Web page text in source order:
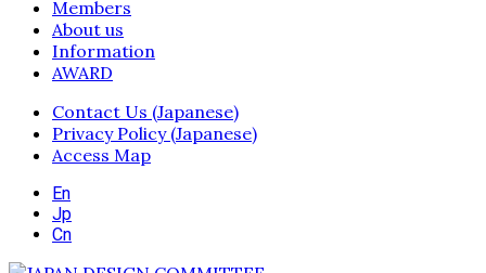
Members
About us
Information
AWARD
Contact Us (Japanese)
Privacy Policy (Japanese)
Access Map
En
Jp
Cn